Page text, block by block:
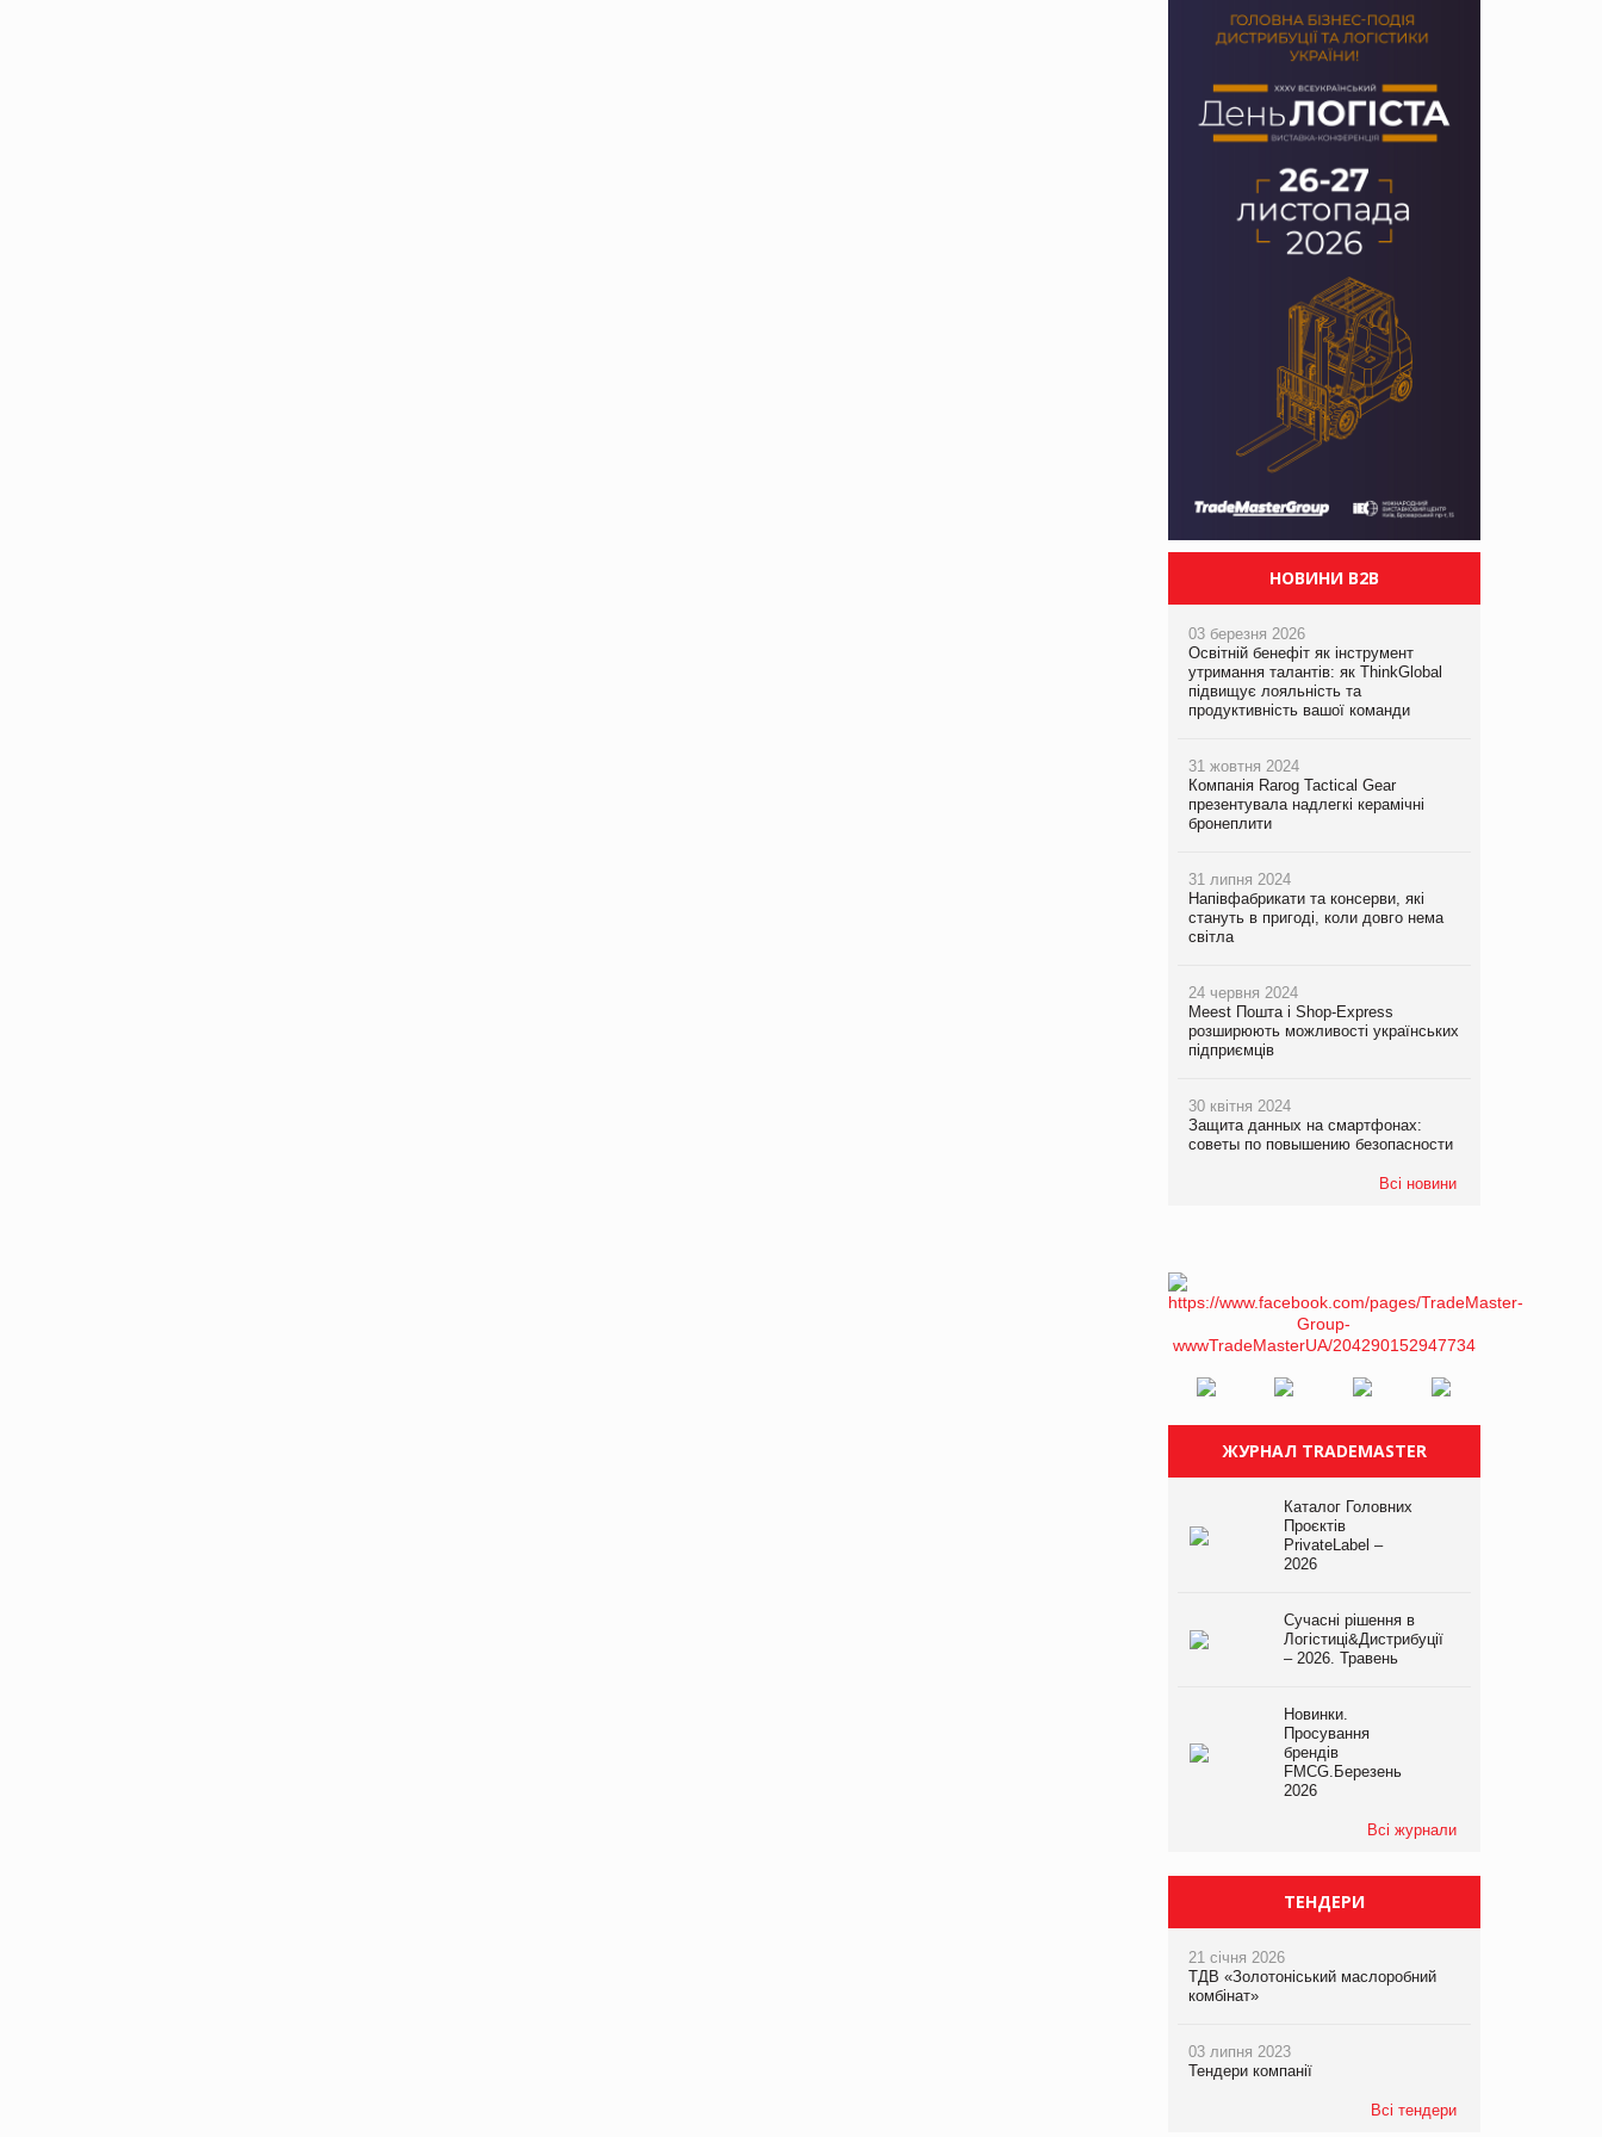
НОВИНИ B2B
03 березня 2026
Освітній бенефіт як інструмент
утримання талантів: як ThinkGlobal
підвищує лояльність та
продуктивність вашої команди
31 жовтня 2024
Компанія Rarog Tactical Gear
презентувала надлегкі керамічні
бронеплити
31 липня 2024
Напівфабрикати та консерви, які
стануть в пригоді, коли довго нема
світла
24 червня 2024
Meest Пошта і Shop-Express
розширюють можливості українських
підприємців
30 квітня 2024
Защита данных на смартфонах:
советы по повышению безопасности
Всі новини
ЖУРНАЛ TRADEMASTER
Каталог Головних
Проєктів
PrivateLabel –
2026
Сучасні рішення в
Логістиці&Дистрибуції
– 2026. Травень
Новинки.
Просування
брендів
FMCG.Березень
2026
Всі журнали
ТЕНДЕРИ
21 січня 2026
ТДВ «Золотоніський маслоробний
комбінат»
03 липня 2023
Тендери компанії
Всі тендери